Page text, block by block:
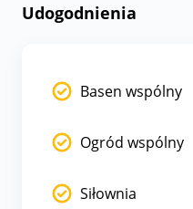
Udogodnienia
Basen wspólny
Ogród wspólny
Siłownia